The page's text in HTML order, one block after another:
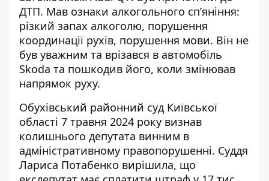
ДТП. Мав ознаки алкогольного сп’яніння:
різкий запах алкоголю, порушення
координації рухів, порушення мови. Він не
був уважним та врізався в автомобіль
Skoda та пошкодив його, коли змінював
напрямок руху.
Обухівський районний суд Київської
області 7 травня 2024 року визнав
колишнього депутата винним в
адміністративному правопорушенні. Суддя
Лариса Потабенко вирішила, що